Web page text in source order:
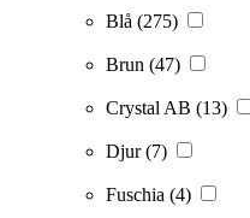
Blå (275)
Brun (47)
Crystal AB (13)
Djur(7)
Fuschia (4)